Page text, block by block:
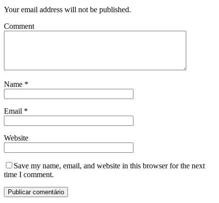
Your email address will not be published.
Comment
Name *
Email *
Website
Save my name, email, and website in this browser for the next
time I comment.